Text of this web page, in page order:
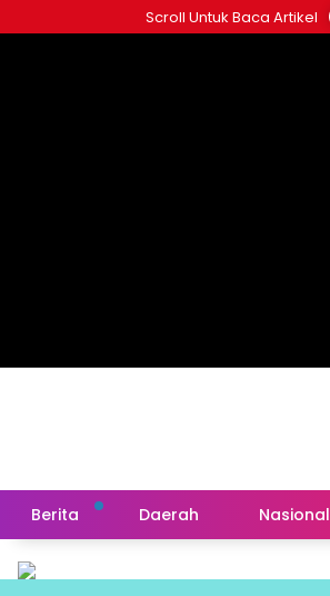
ke
Scroll Untuk Baca Artikel
Berita Daerah Nasional